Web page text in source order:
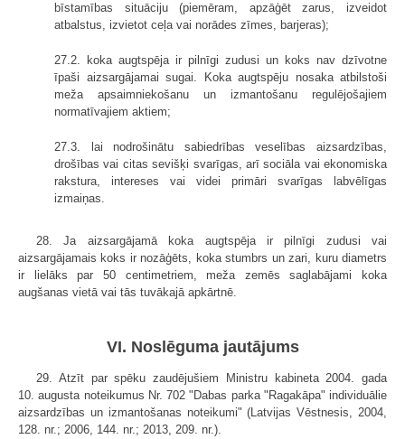
bīstamības situāciju (piemēram, apzāģēt zarus, izveidot
atbalstus, izvietot ceļa vai norādes zīmes, barjeras);
27.2. koka augtspēja ir pilnīgi zudusi un koks nav dzīvotne
īpaši aizsargājamai sugai. Koka augtspēju nosaka atbilstoši
meža apsaimniekošanu un izmantošanu regulējošajiem
normatīvajiem aktiem;
27.3. lai nodrošinātu sabiedrības veselības aizsardzības,
drošības vai citas sevišķi svarīgas, arī sociāla vai ekonomiska
rakstura, intereses vai videi primāri svarīgas labvēlīgas
izmaiņas.
28. Ja aizsargājamā koka augtspēja ir pilnīgi zudusi vai
aizsargājamais koks ir nozāģēts, koka stumbrs un zari, kuru diametrs
ir lielāks par 50 centimetriem, meža zemēs saglabājami koka
augšanas vietā vai tās tuvākajā apkārtnē.
VI. Noslēguma jautājums
29. Atzīt par spēku zaudējušiem Ministru kabineta 2004. gada
10. augusta noteikumus Nr. 702 "Dabas parka "Ragakāpa" individuālie
aizsardzības un izmantošanas noteikumi" (Latvijas Vēstnesis, 2004,
128. nr.; 2006, 144. nr.; 2013, 209. nr.).